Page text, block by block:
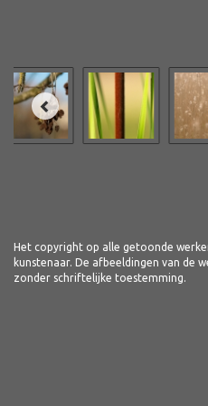
Het copyright op alle getoonde
kunstenaar. De afbeeldingen van de
zonder schriftelijke toestemming.